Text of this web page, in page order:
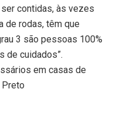
contidas, às vezes
de rodas, têm que
3 são pessoas 100%
de cuidados”.
em casas de